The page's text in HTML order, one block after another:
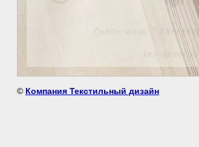
© Компания Текстильный дизайн